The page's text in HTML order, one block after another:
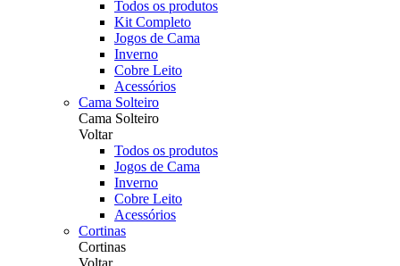
Todos os produtos
Kit Completo
Jogos de Cama
Inverno
Cobre Leito
Acessórios
Cama Solteiro
Cama Solteiro
Voltar
Todos os produtos
Jogos de Cama
Inverno
Cobre Leito
Acessórios
Cortinas
Cortinas
Voltar